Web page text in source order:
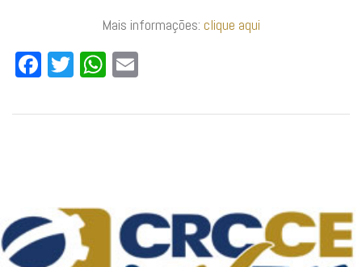
Mais informações: clique aqui
Facebook
TwitterWhatsApp